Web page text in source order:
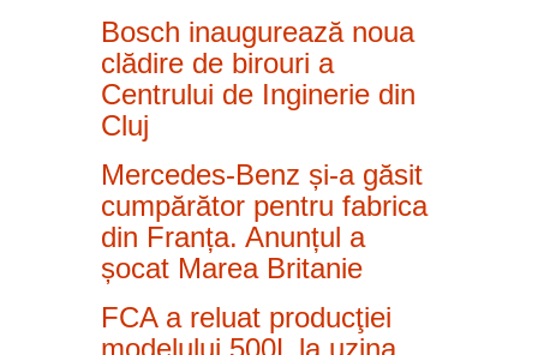
Bosch inaugurează noua
clădire de birouri a
Centrului de Inginerie din
Cluj
Mercedes-Benz și-a găsit
cumpărător pentru fabrica
din Franța. Anunțul a
șocat Marea Britanie
FCA a reluat producţiei